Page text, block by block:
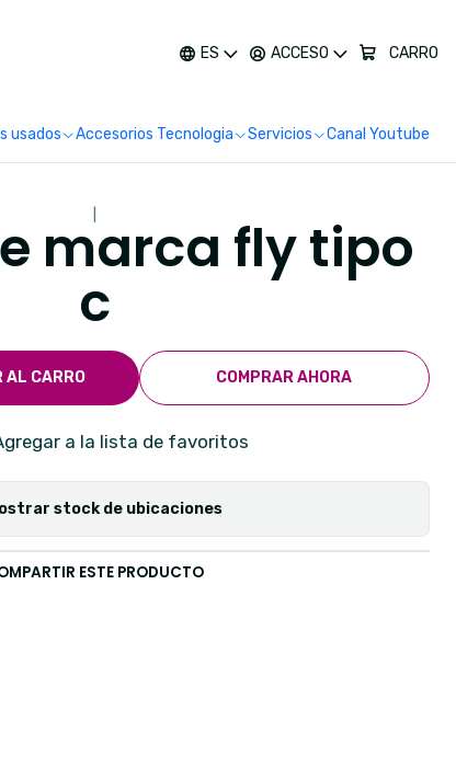
ES ACCESO CARRO
usados Accesorios Tecnologia Servicios Canal Youtube
marca fly tipo
c
AL CARRO COMPRAR AHORA
a la lista de favoritos
stock de ubicaciones
ESTE PRODUCTO